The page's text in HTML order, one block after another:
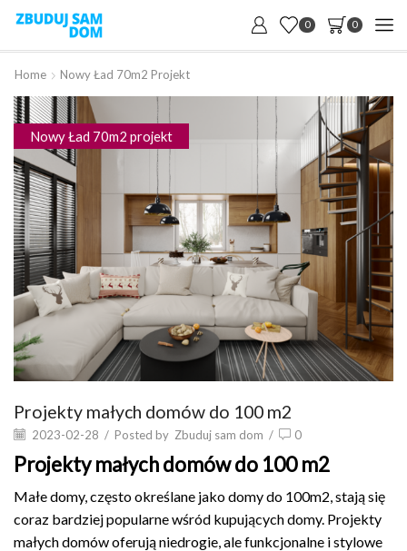
0 0
Home Nowy Ład 70m2 Projekt
Nowy Ład 70m2 projekt
Projekty małych domów do 100 m2
2023-02-28 / Posted by Zbuduj sam dom / 0
Projekty małych domów do 100 m2
Małe domy, często określane jako domy do 100m2, stają się
coraz bardziej popularne wśród kupujących domy. Projekty
małych domów oferują niedrogie, ale funkcjonalne i stylowe